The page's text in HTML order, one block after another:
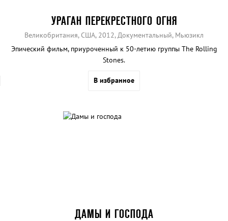
УРАГАН ПЕРЕКРЕСТНОГО ОГНЯ
Великобритания, США, 2012, Документальный, Мьюзикл
Эпический фильм, приуроченный к 50-летию группы The Rolling
Stones.
В избранное
ДАМЫ И ГОСПОДА